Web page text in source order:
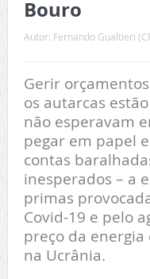
Bouro
Autor: Fernando Gualtieri
Gerir
os autarcas
não esperavam
pegar em papel
contas
inesperados – a
primas
Covid-19 e pelo
preço da
na Ucrânia.